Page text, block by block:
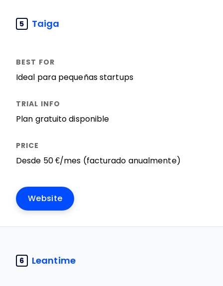
5 Taiga
Ideal para pequeñas startups
Plan gratuito disponible
Desde 50 €/mes (facturado anualmente)
Website
6 Leantime